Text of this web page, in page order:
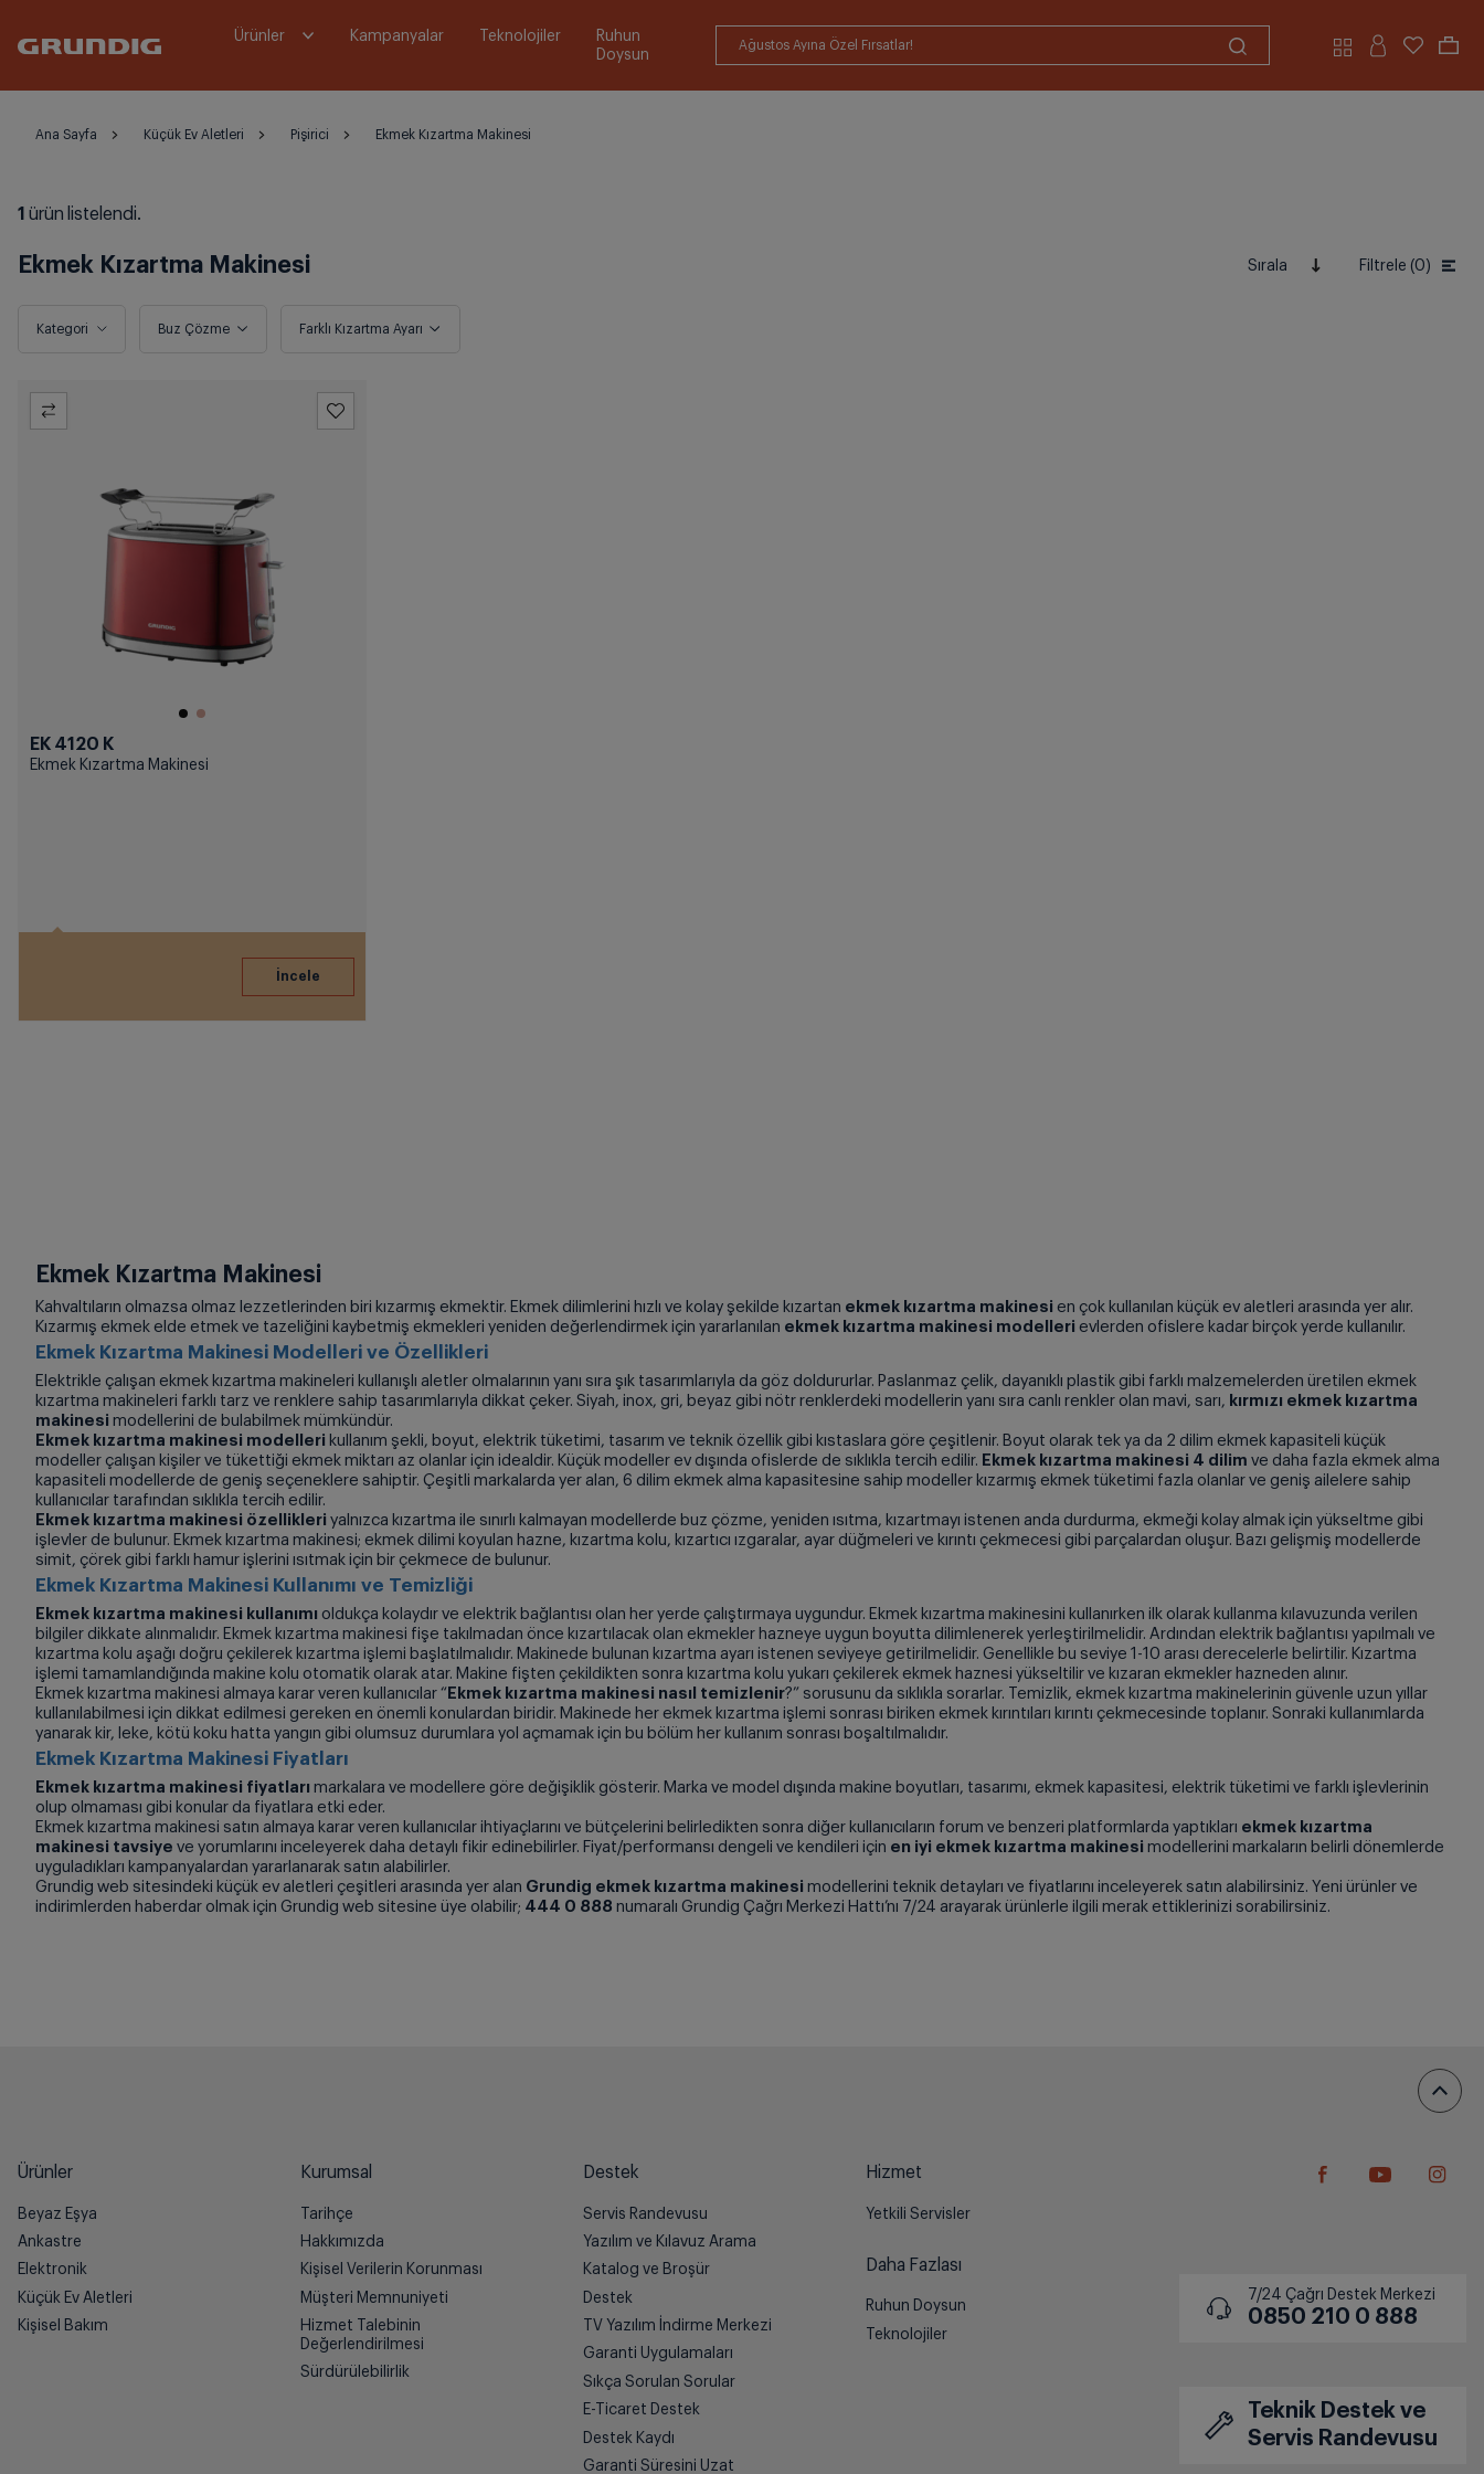
Ürünler Kampanyalar Teknolojiler
Ruhun
Doysun
Ağustos Ayına Özel Fırsatlar!
Ana Sayfa Küçük Ev Aletleri Pişirici Ekmek Kızartma Makinesi
1 ürün listelendi.
Ekmek Kızartma Makinesi Sırala Filtrele (0)
Kategori Buz Çözme Farklı Kızartma Ayarı
EK 4120 K
Ekmek Kızartma Makinesi
Ekmek Kızartma Makinesi
Kahvaltıların olmazsa olmaz lezzetlerinden biri kızarmış ekmektir. Ekmek dilimlerini hızlı ve kolay şekilde kızartan ekmek kızartma makinesi en çok kullanılan küçük ev aletleri arasında yer alır.
Kızarmış ekmek elde etmek ve tazeliğini kaybetmiş ekmekleri yeniden değerlendirmek için yararlanılan ekmek kızartma makinesi modelleri evlerden ofislere kadar birçok yerde kullanılır.
Ekmek Kızartma Makinesi Modelleri ve Özellikleri
Elektrikle çalışan ekmek kızartma makineleri kullanışlı aletler olmalarının yanı sıra şık tasarımlarıyla da göz doldururlar. Paslanmaz çelik, dayanıklı plastik gibi farklı malzemelerden üretilen ekmek
kızartma makineleri farklı tarz ve renklere sahip tasarımlarıyla dikkat çeker. Siyah, inox, gri, beyaz gibi nötr renklerdeki modellerin yanı sıra canlı renkler olan mavi, sarı, kırmızı ekmek kızartma
makinesi modellerini de bulabilmek mümkündür.
Ekmek kızartma makinesi modelleri kullanım şekli, boyut, elektrik tüketimi, tasarım ve teknik özellik gibi kıstaslara göre çeşitlenir. Boyut olarak tek ya da 2 dilim ekmek kapasiteli küçük
modeller çalışan kişiler ve tükettiği ekmek miktarı az olanlar için idealdir. Küçük modeller ev dışında ofislerde de sıklıkla tercih edilir. Ekmek kızartma makinesi 4 dilim ve daha fazla ekmek alma
kapasiteli modellerde de geniş seçeneklere sahiptir. Çeşitli markalarda yer alan, 6 dilim ekmek alma kapasitesine sahip modeller kızarmış ekmek tüketimi fazla olanlar ve geniş ailelere sahip
kullanıcılar tarafından sıklıkla tercih edilir.
Ekmek kızartma makinesi özellikleri yalnızca kızartma ile sınırlı kalmayan modellerde buz çözme, yeniden ısıtma, kızartmayı istenen anda durdurma, ekmeği kolay almak için yükseltme gibi
işlevler de bulunur. Ekmek kızartma makinesi; ekmek dilimi koyulan hazne, kızartma kolu, kızartıcı ızgaralar, ayar düğmeleri ve kırıntı çekmecesi gibi parçalardan oluşur. Bazı gelişmiş modellerde
simit, çörek gibi farklı hamur işlerini ısıtmak için bir çekmece de bulunur.
Ekmek Kızartma Makinesi Kullanımı ve Temizliği
Ekmek kızartma makinesi kullanımı oldukça kolaydır ve elektrik bağlantısı olan her yerde çalıştırmaya uygundur. Ekmek kızartma makinesini kullanırken ilk olarak kullanma kılavuzunda verilen
bilgiler dikkate alınmalıdır. Ekmek kızartma makinesi fişe takılmadan önce kızartılacak olan ekmekler hazneye uygun boyutta dilimlenerek yerleştirilmelidir. Ardından elektrik bağlantısı yapılmalı ve
kızartma kolu aşağı doğru çekilerek kızartma işlemi başlatılmalıdır. Makinede bulunan kızartma ayarı istenen seviyeye getirilmelidir. Genellikle bu seviye 1-10 arası derecelerle belirtilir. Kızartma
işlemi tamamlandığında makine kolu otomatik olarak atar. Makine fişten çekildikten sonra kızartma kolu yukarı çekilerek ekmek haznesi yükseltilir ve kızaran ekmekler hazneden alınır.
Ekmek kızartma makinesi almaya karar veren kullanıcılar “ Ekmek kızartma makinesi nasıl temizlenir?” sorusunu da sıklıkla sorarlar. Temizlik, ekmek kızartma makinelerinin güvenle uzun yıllar
kullanılabilmesi için dikkat edilmesi gereken en önemli konulardan biridir. Makinede her ekmek kızartma işlemi sonrası biriken ekmek kırıntıları kırıntı çekmecesinde toplanır. Sonraki kullanımlarda
yanarak kir, leke, kötü koku hatta yangın gibi olumsuz durumlara yol açmamak için bu bölüm her kullanım sonrası boşaltılmalıdır.
Ekmek Kızartma Makinesi Fiyatları
Ekmek kızartma makinesi fiyatları markalara ve modellere göre değişiklik gösterir. Marka ve model dışında makine boyutları, tasarımı, ekmek kapasitesi, elektrik tüketimi ve farklı işlevlerinin
olup olmaması gibi konular da fiyatlara etki eder.
Ekmek kızartma makinesi satın almaya karar veren kullanıcılar ihtiyaçlarını ve bütçelerini belirledikten sonra diğer kullanıcıların forum ve benzeri platformlarda yaptıkları ekmek kızartma
makinesi tavsiye ve yorumlarını inceleyerek daha detaylı fikir edinebilirler. Fiyat/performansı dengeli ve kendileri için en iyi ekmek kızartma makinesi modellerini markaların belirli dönemlerde
uyguladıkları kampanyalardan yararlanarak satın alabilirler.
Grundig web sitesindeki küçük ev aletleri çeşitleri arasında yer alan Grundig ekmek kızartma makinesi modellerini teknik detayları ve fiyatlarını inceleyerek satın alabilirsiniz. Yeni ürünler ve
indirimlerden haberdar olmak için Grundig web sitesine üye olabilir; 444 0 888 numaralı Grundig Çağrı Merkezi Hattı’nı 7/24 arayarak ürünlerle ilgili merak ettiklerinizi sorabilirsiniz.
Ürünler
Beyaz Eşya
Ankastre
Elektronik
Küçük Ev Aletleri
Kişisel Bakım
Kurumsal
Tarihçe
Hakkımızda
Kişisel Verilerin Korunması
Müşteri Memnuniyeti
Hizmet Talebinin
Değerlendirilmesi
Sürdürülebilirlik
Destek
Servis Randevusu
Yazılım ve Kılavuz Arama
Katalog ve Broşür
Destek
TV Yazılım İndirme Merkezi
Garanti Uygulamaları
Sıkça Sorulan Sorular
E-Ticaret Destek
Destek Kaydı
Garanti Süresini Uzat
Hizmet
Yetkili Servisler
Daha Fazlası
Ruhun Doysun
Teknolojiler
7/24 Çağrı Destek Merkezi
0850 210 0 888
Teknik Destek ve
Servis Randevusu